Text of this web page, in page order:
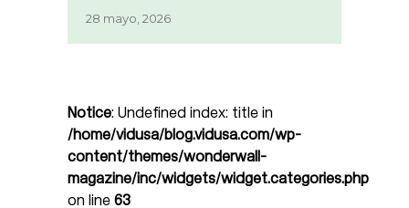
28 mayo, 2026
Notice: Undefined index: title in
/home/vidusa/blog.vidusa.com/wp-
content/themes/wonderwall-
magazine/inc/widgets/widget.categories.php
on line 63